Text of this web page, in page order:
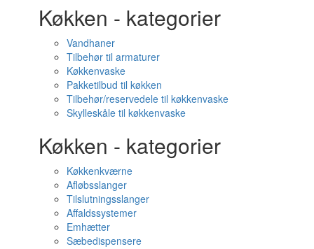
Køkken - kategorier
Vandhaner
Tilbehør til armaturer
Køkkenvaske
Pakketilbud til køkken
Tilbehør/reservedele til køkkenvaske
Skylleskåle til køkkenvaske
Køkken - kategorier
Køkkenkværne
Afløbsslanger
Tilslutningsslanger
Affaldssystemer
Emhætter
Sæbedispensere